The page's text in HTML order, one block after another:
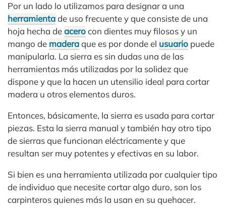
Por un lado lo utilizamos para designar a una
herramientade uso frecuente y que consiste de una
hoja hecha deacerocon dientes muy filosos y un
mango de maderaque es por donde el usuario puede
manipularla. La sierra es sin dudas una de las
herramientas más utilizadas por la solidez que
dispone y que la hacen un utensilio ideal para cortar
madera u otros elementos duros.
Entonces, básicamente, la sierra es usada para cortar
piezas. Esta la sierra manual y también hay otro tipo
de sierras que funcionan eléctricamente y que
resultan ser muy potentes y efectivas en su labor.
Si bien es una herramienta utilizada por cualquier tipo
de individuo que necesite cortar algo duro, son los
carpinteros quienes más la usan en su quehacer.